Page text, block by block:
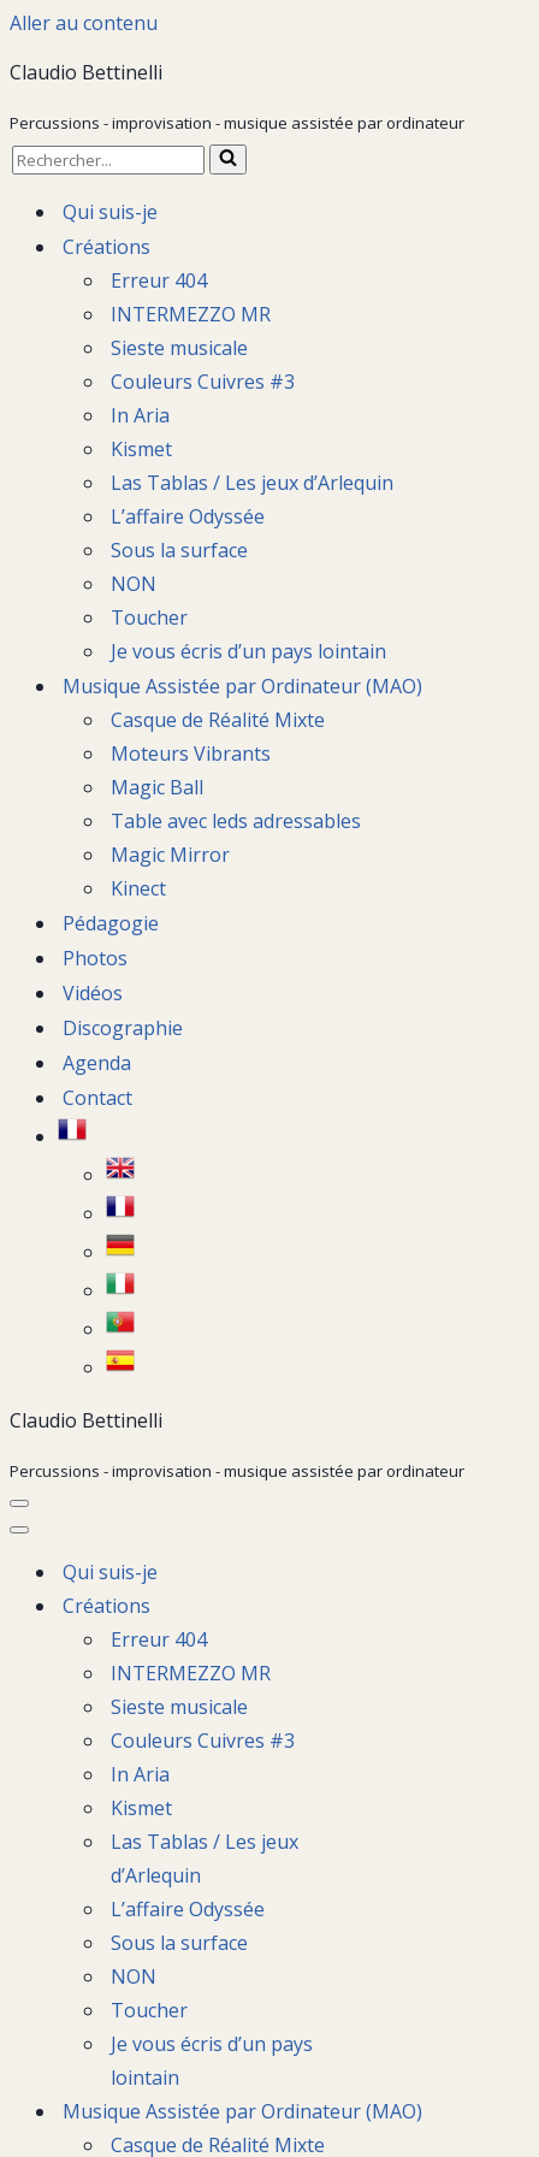
Aller au contenu
Claudio Bettinelli
Percussions - improvisation - musique assistée par ordinateur
Rechercher...
Qui suis-je
Créations
Erreur 404
INTERMEZZO MR
Sieste musicale
Couleurs Cuivres #3
In Aria
Kismet
Las Tablas / Les jeux d’Arlequin
L’affaire Odyssée
Sous la surface
NON
Toucher
Je vous écris d’un pays lointain
Musique Assistée par Ordinateur (MAO)
Casque de Réalité Mixte
Moteurs Vibrants
Magic Ball
Table avec leds adressables
Magic Mirror
Kinect
Pédagogie
Photos
Vidéos
Discographie
Agenda
Contact
Claudio Bettinelli
Percussions - improvisation - musique assistée par ordinateur
Menu
de
Menu
navigationQui suis-je
Créations
Erreur 404
INTERMEZZO MR
Sieste musicale
Couleurs Cuivres #3
In Aria
Kismet
Las Tablas / Les jeux
d’Arlequin
L’affaire Odyssée
Sous la surface
NON
Toucher
Je vous écris d’un pays
lointain
Musique Assistée par Ordinateur (MAO)
Casque de Réalité Mixte